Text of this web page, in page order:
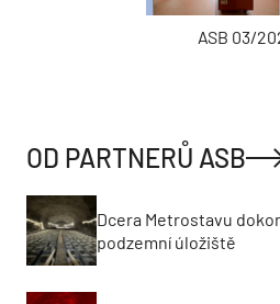
ASB 03/
OD PARTNERŮ ASB
Dcera Metrostavu
podzemní úložiště